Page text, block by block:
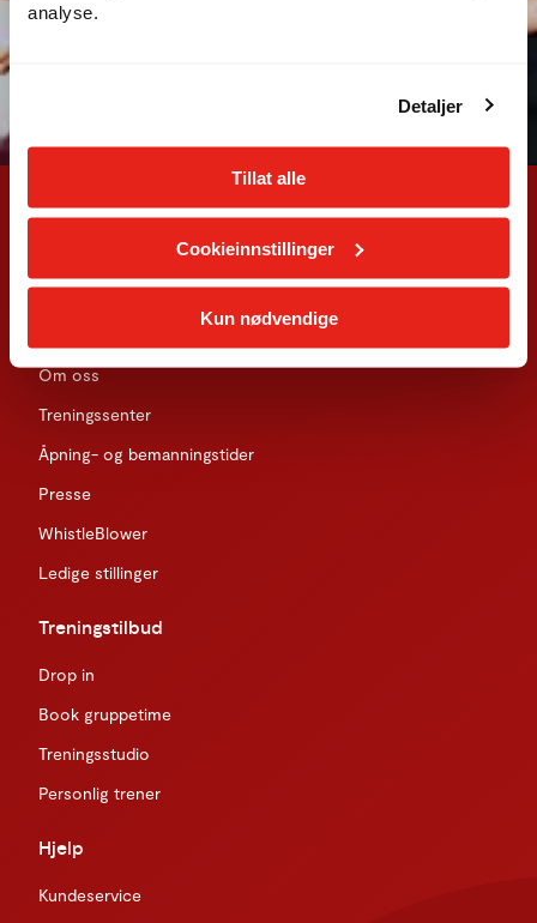
analyse.
Detaljer
Tillat alle
Cookieinnstillinger
Kun nødvendige
Om oss
Treningssenter
Åpning- og bemanningstider
Presse
WhistleBlower
Ledige stillinger
Treningstilbud
Drop in
Book gruppetime
Treningsstudio
Personlig trener
Hjelp
Kundeservice